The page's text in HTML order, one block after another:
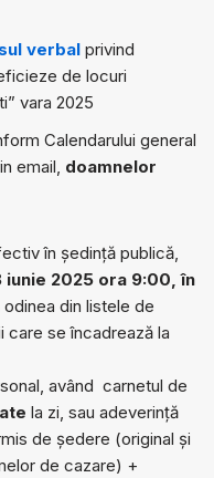
verbal privind
de locuri
vara 2025
Calendarului general
email, doamnelor
în şedinţă publică,
iunie 2025 ora 9:00, în
din listele de
se încadrează la
având carnetul de
la zi, sau adeverință
de ședere (original și
de cazare) +